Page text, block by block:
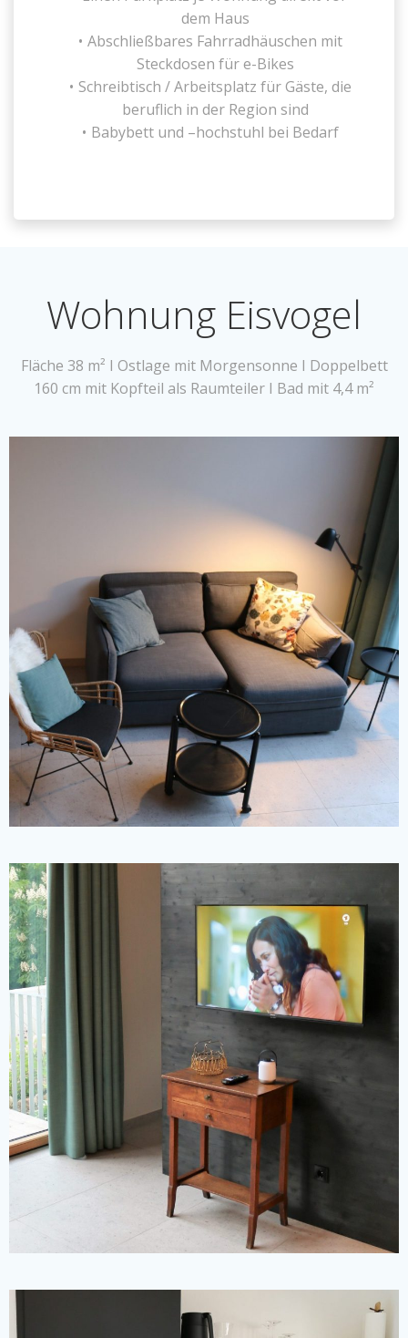
dem Haus
Abschließbares Fahrradhäuschen mit
Steckdosen für e-Bikes
Schreibtisch / Arbeitsplatz für Gäste, die
beruflich in der Region sind
Babybett und –hochstuhl bei Bedarf
Wohnung Eisvogel
Fläche 38 m² I Ostlage mit Morgensonne I Doppelbett
160 cm mit Kopfteil als Raumteiler I Bad mit 4,4 m²